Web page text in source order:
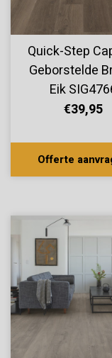
Quick-Step
Geborstelde
Eik
€39,95
Offerte